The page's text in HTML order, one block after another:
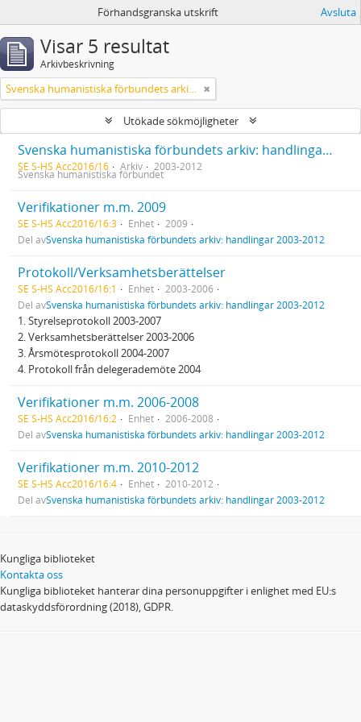
Förhandsgranska utskrift Avsluta
Visar 5 resultat
Arkivbeskrivning
Svenska humanistiska förbundets arkiv: handlingar 2003-2012
Utökade sökmöjligheter
Svenska humanistiska förbundets arkiv: handlingar 2003-2012
SE S-HS Acc2016/16 Arkiv 2003-2012
Svenska humanistiska förbundet
Verifikationer m.m. 2009
SE S-HS Acc2016/16:3 Enhet
2009
Del avSvenska humanistiska förbundets arkiv: handlingar 2003-2012
Protokoll/Verksamhetsberättelser
SE S-HS Acc2016/16:1 Enhet
2003-2006
Del avSvenska humanistiska förbundets arkiv: handlingar 2003-2012
1. Styrelseprotokoll 2003-2007
2. Verksamhetsberättelser 2003-2006
3. Årsmötesprotokoll 2004-2007
4. Protokoll från delegerademöte 2004
Verifikationer m.m. 2006-2008
SE S-HS Acc2016/16:2 Enhet
2006-2008
Del avSvenska humanistiska förbundets arkiv: handlingar 2003-2012
Verifikationer m.m. 2010-2012
SE S-HS Acc2016/16:4 Enhet
2010-2012
Del avSvenska humanistiska förbundets arkiv: handlingar 2003-2012
Kungliga biblioteket
Kontakta oss
Kungliga biblioteket hanterar dina personuppgifter i enlighet med EU:s
dataskyddsförordning (2018), GDPR.